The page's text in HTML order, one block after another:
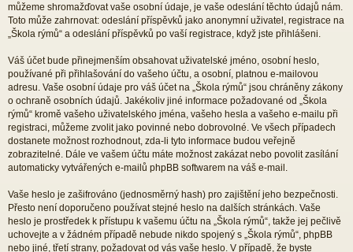
můžeme shromažďovat vaše osobní údaje, je vaše odeslání těchto údajů nám.
Toto může zahrnovat: odeslání příspěvků jako anonymní uživatel, registrace na
„Škola rýmů“ a odeslání příspěvků po vaší registrace, když jste přihlášeni.
Váš účet bude přinejmenším obsahovat uživatelské jméno, osobní heslo,
používané při přihlašování do vašeho účtu, a osobní, platnou e-mailovou
adresu. Vaše osobní údaje pro váš účet na „Škola rýmů“ jsou chráněny zákony
o ochraně osobních údajů. Jakékoliv jiné informace požadované od „Škola
rýmů“ kromě vašeho uživatelského jména, vašeho hesla a vašeho e-mailu při
registraci, můžeme zvolit jako povinné nebo dobrovolné. Ve všech případech
dostanete možnost rozhodnout, zda-li tyto informace budou veřejně
zobrazitelné. Dále ve vašem účtu máte možnost zakázat nebo povolit zasílání
automaticky vytvářených e-mailů phpBB softwarem na váš e-mail.
Vaše heslo je zašifrováno (jednosměrný hash) pro zajištění jeho bezpečnosti.
Přesto není doporučeno používat stejné heslo na dalších stránkách. Vaše
heslo je prostředek k přístupu k vašemu účtu na „Škola rýmů“, takže jej pečlivě
uchovejte a v žádném případě nebude nikdo spojený s „Škola rýmů“, phpBB
nebo jiné, třetí strany, požadovat od vás vaše heslo. V případě, že byste